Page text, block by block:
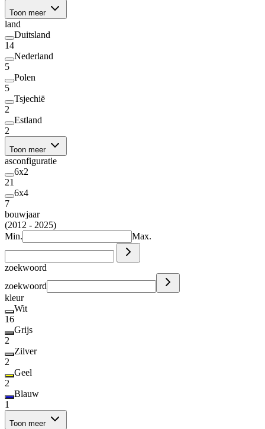
Toon meer
land
Duitsland
14
Nederland
5
Polen
5
Tsjechië
2
Estland
2
Toon meer
asconfiguratie
6x2
21
6x4
7
bouwjaar
(2012 - 2025)
Min.
Max.
zoekwoord
zoekwoord
kleur
Wit
16
Grijs
2
Zilver
2
Geel
2
Blauw
1
Toon meer